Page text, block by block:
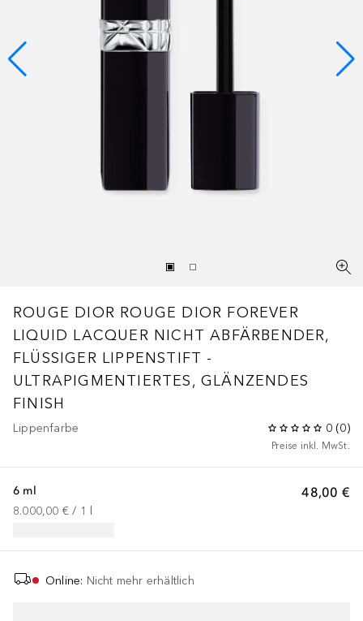
ROUGE DIOR ROUGE DIOR FOREVER
LIQUID LACQUER NICHT ABFÄRBENDER,
FLÜSSIGER LIPPENSTIFT -
ULTRAPIGMENTIERTES, GLÄNZENDES
FINISH
Lippenfarbe 0 (0)
Preise inkl. MwSt.
48,00 €
6 ml
8.000,00 € / 1
Online: Nicht mehr erhältlich